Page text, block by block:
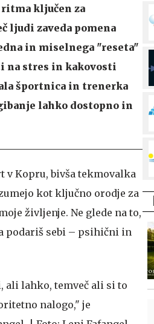
ključen za
ljudi zaveda pomena
in miselnega "reseta"
na stres in kakovosti
športnica in trenerka
lahko dostopno in
v Kopru, bivša tekmovalka
kot ključno orodje za
življenje. Ne glede na to,
podariš sebi – psihični in